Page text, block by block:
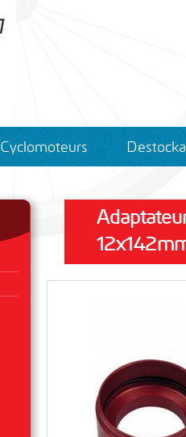
Cyclomoteurs